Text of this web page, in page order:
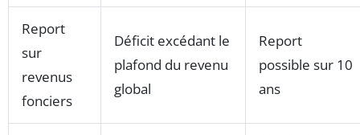
Report
sur
revenus
fonciers
Déficit excédant le
plafond du revenu
global
Report
possible sur 10
ans